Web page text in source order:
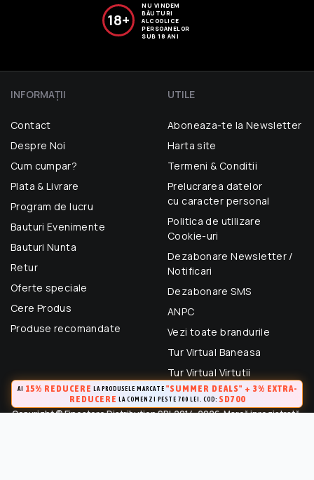
18+
NU VINDEM
BĂUTURI
ALCOOLICE
PERSOANELOR
SUB 18 ANI
INFORMAŢII
Contact
Despre Noi
Cum cumpar?
Plata & Livrare
Program de lucru
Bauturi Evenimente
Bauturi Nunta
Retur
Oferte speciale
Cere Produs
Produse recomandate
UTILE
Aboneaza-te la Newsletter
Harta site
Termeni & Conditii
Prelucrarea datelor
cu caracter personal
Politica de utilizare
Cookie-uri
Dezabonare Newsletter /
Notificari
Dezabonare SMS
ANPC
Vezi toate brandurile
Tur Virtual Baneasa
Tur Virtual Virtutii
Copyright © Finestore Distribution SRL 2014-2026. Marcă inregistrată.
AI 15% REDUCERE LA PRODUSELE MARCATE "SUMMER DEALS" + 3% EXTRA-
REDUCERE LA COMENZI PESTE 700 LEI. COD: SD700